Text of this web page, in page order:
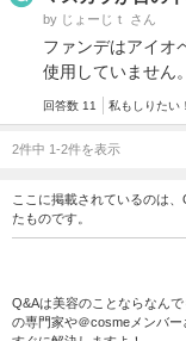
by じょーじｔ さん
ファンデはアイオ
使用していません
回答数 11 私もしりたい
2件中 1-2件を表示
ここに掲載されているのは
たものです。
Q&Aは美容のことならなん
の専門家や＠cosmeメンバ